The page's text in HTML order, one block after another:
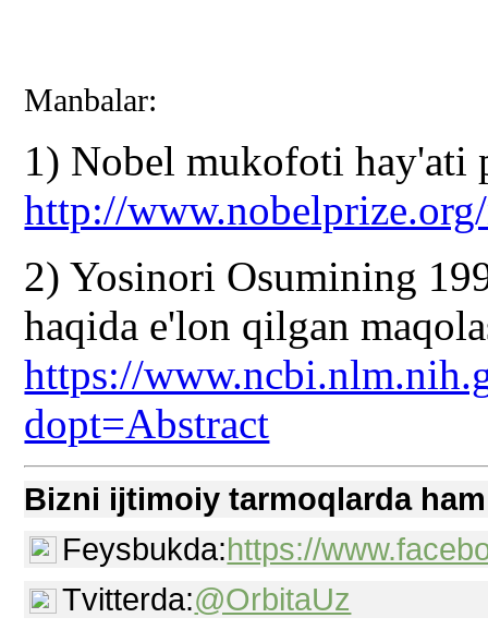
Manbalar:
1) Nobel mukofoti hay'ati
http://
2) Yosinori Osumining
haqida e'lon qilgan
https://
dopt=Abstract
Bizni ijtimoiy tarmoqlarda
Feysbukda:https://
Tvitterda:@OrbitaUz